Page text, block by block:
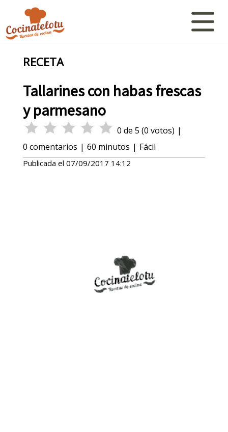
RECETA
Tallarines con habas frescas
y parmesano
0 de 5 (0 votos) |
0 comentarios | 60 minutos | Fácil
Publicada el 07/09/2017 14:12